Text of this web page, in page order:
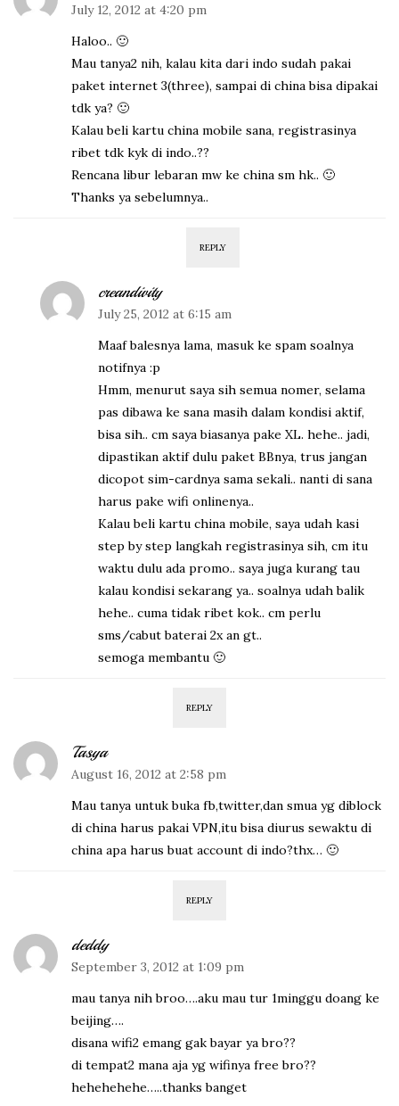
July 12, 2012 at 4:20 pm
Haloo.. 🙂
Mau tanya2 nih, kalau kita dari indo sudah pakai
paket internet 3(three), sampai di china bisa dipakai
tdk ya? 🙂
Kalau beli kartu china mobile sana, registrasinya
ribet tdk kyk di indo..??
Rencana libur lebaran mw ke china sm hk.. 🙂
Thanks ya sebelumnya..
REPLY
creandivity
July 25, 2012 at 6:15 am
Maaf balesnya lama, masuk ke spam soalnya
notifnya :p
Hmm, menurut saya sih semua nomer, selama
pas dibawa ke sana masih dalam kondisi aktif,
bisa sih.. cm saya biasanya pake XL. hehe.. jadi,
dipastikan aktif dulu paket BBnya, trus jangan
dicopot sim-cardnya sama sekali.. nanti di sana
harus pake wifi onlinenya..
Kalau beli kartu china mobile, saya udah kasi
step by step langkah registrasinya sih, cm itu
waktu dulu ada promo.. saya juga kurang tau
kalau kondisi sekarang ya.. soalnya udah balik
hehe.. cuma tidak ribet kok.. cm perlu
sms/cabut baterai 2x an gt..
semoga membantu 🙂
REPLY
Tasya
August 16, 2012 at 2:58 pm
Mau tanya untuk buka fb,twitter,dan smua yg diblock
di china harus pakai VPN,itu bisa diurus sewaktu di
china apa harus buat account di indo?thx… 🙂
REPLY
deddy
September 3, 2012 at 1:09 pm
mau tanya nih broo….aku mau tur 1minggu doang ke
beijing….
disana wifi2 emang gak bayar ya bro??
di tempat2 mana aja yg wifinya free bro??
hehehehehe…..thanks banget